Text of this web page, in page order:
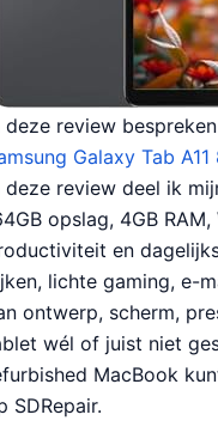
deze review
Galaxy Tab
deze review deel ik
opslag, 4GB
en
lichte gaming, e-
ontwerp, scherm,
wél of juist niet
MacBook
SDRepair.